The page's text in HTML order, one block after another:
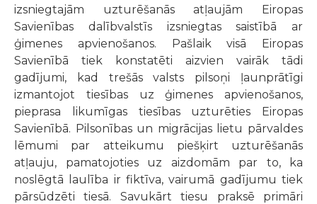
izsniegtajām uzturēšanās atļaujām Eiropas
Savienības dalībvalstīs izsniegtas saistībā ar
ģimenes apvienošanos. Pašlaik visā Eiropas
Savienībā tiek konstatēti aizvien vairāk tādi
gadījumi, kad trešās valsts pilsoņi ļaunprātīgi
izmantojot tiesības uz ģimenes apvienošanos,
pieprasa likumīgas tiesības uzturēties Eiropas
Savienībā. Pilsonības un migrācijas lietu pārvaldes
lēmumi par atteikumu piešķirt uzturēšanās
atļauju, pamatojoties uz aizdomām par to, ka
noslēgtā laulība ir fiktīva, vairumā gadījumu tiek
pārsūdzēti tiesā. Savukārt tiesu praksē primāri